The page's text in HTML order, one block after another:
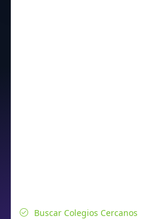
Buscar Colegios Cercanos